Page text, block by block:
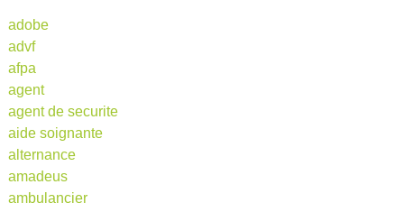
adobe
advf
afpa
agent
agent de securite
aide soignante
alternance
amadeus
ambulancier